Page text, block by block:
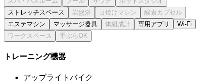
ストレッチスペース
エステマシン
マッサージ器具 専用アプリ Wi-Fi
トレーニング機器
アップライトバイク